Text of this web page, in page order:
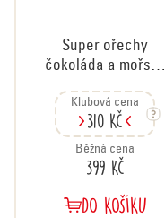
Super ořechy
čokoláda a mořská
Klubová cena
310 Kč
Běžná cena
399 Kč
DO KOŠÍKU